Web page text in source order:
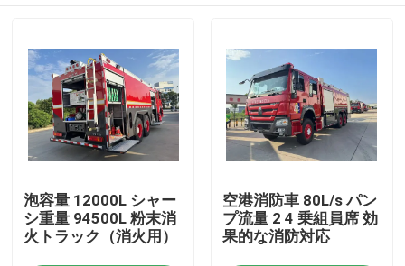
泡容量 12000L シャー
シ重量 94500L 粉末消
火トラック（消火用）
空港消防車 80L/s パン
プ流量 2 4 乗組員席 効
果的な消防対応